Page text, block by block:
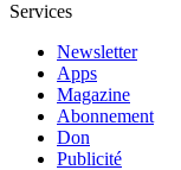
Services
Newsletter
Apps
Magazine
Abonnement
Don
Publicité